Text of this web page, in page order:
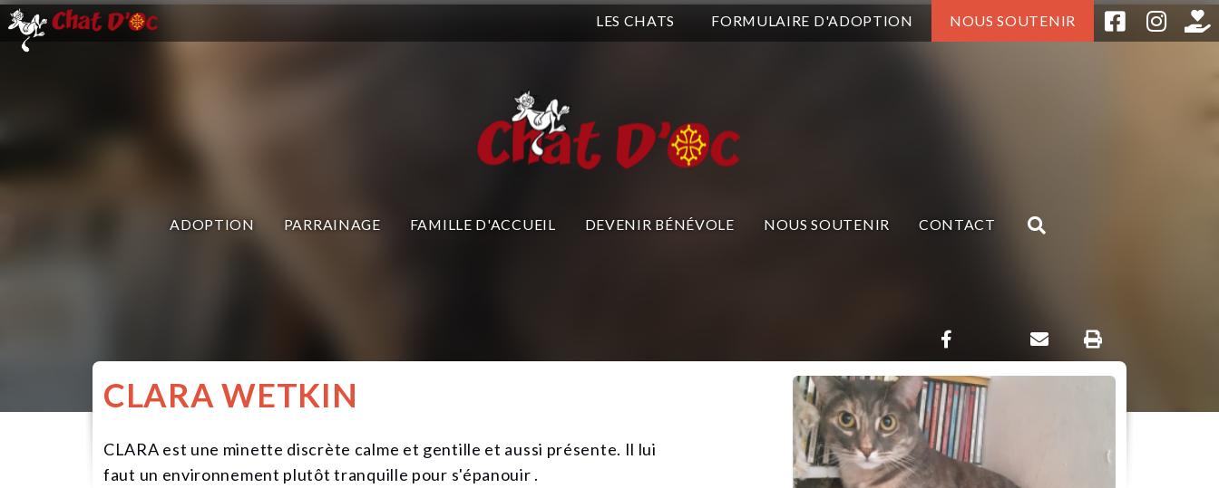
LES CHATS FORMULAIRE D'ADOPTION NOUS SOUTENIR
ADOPTION PARRAINAGE FAMILLE D'ACCUEIL DEVENIR BÉNÉVOLE NOUS SOUTENIR CONTACT
CLARA WETKIN
CLARA est une minette discrète calme et gentille et aussi présente. Il lui
faut un environnement plutôt tranquille pour s'épanouir .